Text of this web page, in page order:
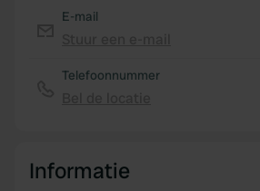
provided to them or that they’ve
E-mail
Telefoonnummer
Informatie